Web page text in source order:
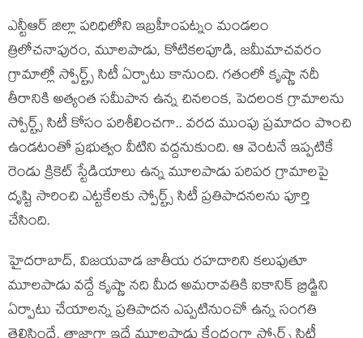
ఎన్టీఆర్ జిల్లా పరిధిలోని ఇబ్రహీంపట్నం మండలం
త్రిలోచనాపురం, మూలపాడు, కోటికలపూడి, జమీమాచవరం
గ్రామాల్లో స్పోర్ట్స్ సిటీ ఏర్పాటు కానుంది. గతంలో కృష్ణా నదీ
తీరానికి అత్యంత సమీపాన ఉన్న చినలంక, పెదలంక గ్రామాలను
స్పోర్ట్స్ సిటీ కోసం పరిశీలించగా.. వరద ముంపు ప్రమాదం పొంచి
ఉండటంతో ప్రభుత్వం వీటిని వద్దనుకుంది. ఆ వెంటనే ఇప్పటికే
రెండు క్రికెట్ స్టేడియాలు ఉన్న మూలపాడు పరిపర గ్రామాలపై
దృష్టి సారించి ఎట్టకేలకు స్పోర్ట్స్ సిటీ ప్రతిపాదనలను పూర్తి
చేసింది.
హైదరాబాద్, విజయవాడ జాతీయ రహదారిని కలుపుతూ
మూలపాడు వద్దే కృష్ణా నది మీద అమరావతికి ఐకానిక్ బ్రిడ్జిని
ఏర్పాటు చేయాలన్న ప్రతిపాదన ఎప్పటినుంచో ఉన్న సంగతి